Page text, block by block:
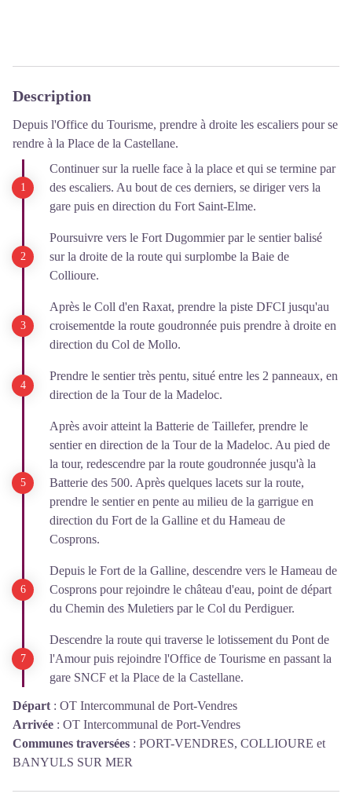
Description
Depuis l'Office du Tourisme, prendre à droite les escaliers pour se
rendre à la Place de la Castellane.
Continuer sur la ruelle face à la place et qui se termine par
des escaliers. Au bout de ces derniers, se diriger vers la
gare puis en direction du Fort Saint-Elme.
Poursuivre vers le Fort Dugommier par le sentier balisé
sur la droite de la route qui surplombe la Baie de
Collioure.
Après le Coll d'en Raxat, prendre la piste DFCI jusqu'au
croisementde la route goudronnée puis prendre à droite en
direction du Col de Mollo.
Prendre le sentier très pentu, situé entre les 2 panneaux, en
direction de la Tour de la Madeloc.
Après avoir atteint la Batterie de Taillefer, prendre le
sentier en direction de la Tour de la Madeloc. Au pied de
la tour, redescendre par la route goudronnée jusqu'à la
Batterie des 500. Après quelques lacets sur la route,
prendre le sentier en pente au milieu de la garrigue en
direction du Fort de la Galline et du Hameau de
Cosprons.
Depuis le Fort de la Galline, descendre vers le Hameau de
Cosprons pour rejoindre le château d'eau, point de départ
du Chemin des Muletiers par le Col du Perdiguer.
Descendre la route qui traverse le lotissement du Pont de
l'Amour puis rejoindre l'Office de Tourisme en passant la
gare SNCF et la Place de la Castellane.
Départ : OT Intercommunal de Port-Vendres
Arrivée : OT Intercommunal de Port-Vendres
Communes traversées : PORT-VENDRES, COLLIOURE et
BANYULS SUR MER